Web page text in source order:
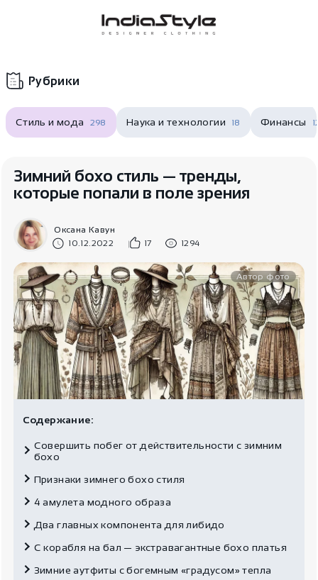
Корзина
В корзиненеттоваров
Рубрики
Стиль и мода 298 Наука и технологии 18 Финансы
Зимний бохо стиль — тренды,
которые попали в поле зрения
Оксана Кавун
10.12.2022
17 1294
Автор фото
Содержание:
Совершить побег от действительности с зимним
бохо
Признаки зимнего бохо стиля
4 амулета модного образа
Два главных компонента для либидо
С корабля на бал — экстравагантные бохо платья
Зимние аутфиты с богемным «градусом» тепла